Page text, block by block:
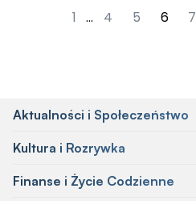
1 … 4 5 6 7
Aktualności i Społeczeństwo
Kultura i Rozrywka
Finanse i Życie Codzienne